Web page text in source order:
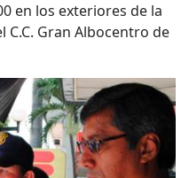
en los exteriores de la
C.C. Gran Albocentro de